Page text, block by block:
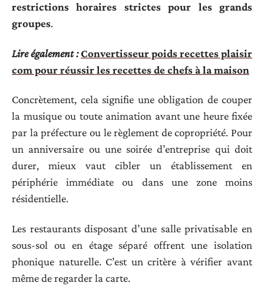
restrictions horaires strictes pour les grands
groupes.
Lire également :Convertisseur poids recettes plaisir
com pour réussir les recettes de chefs à la maison
Concrètement, cela signifie une obligation de couper
la musique ou toute animation avant une heure fixée
par la préfecture ou le règlement de copropriété. Pour
un anniversaire ou une soirée d’entreprise qui doit
durer, mieux vaut cibler un établissement en
périphérie immédiate ou dans une zone moins
résidentielle.
Les restaurants disposant d’une salle privatisable en
sous-sol ou en étage séparé offrent une isolation
phonique naturelle. C’est un critère à vérifier avant
même de regarder la carte.